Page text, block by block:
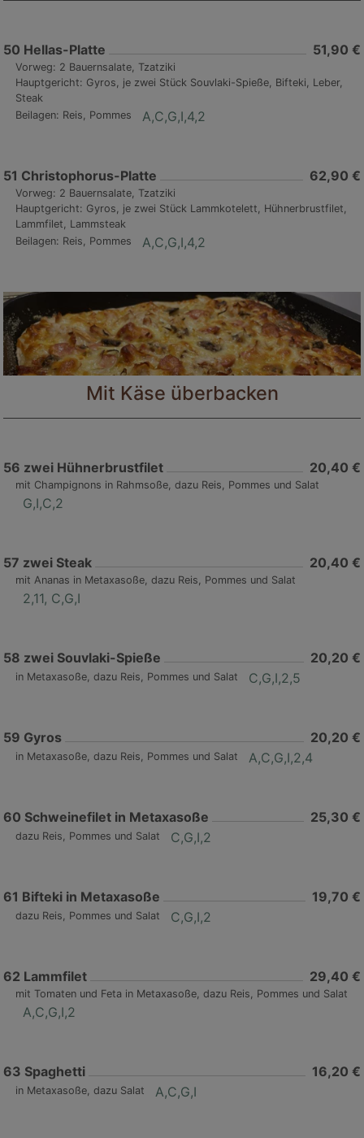
50 Hellas-Platte 51,90 €
Vorweg: 2 Bauernsalate, Tzatziki
Hauptgericht: Gyros, je zwei Stück Souvlaki-Spieße, Bifteki, Leber,
Steak
Beilagen: Reis, Pommes
A,C,G,I,4,2
51 Christophorus-Platte 62,90 €
Vorweg: 2 Bauernsalate, Tzatziki
Hauptgericht: Gyros, je zwei Stück Lammkotelett, Hühnerbrustfilet,
Lammfilet, Lammsteak
Beilagen: Reis, Pommes
A,C,G,I,4,2
Mit Käse überbacken
56 zwei Hühnerbrustfilet 20,40 €
mit Champignons in Rahmsoße, dazu Reis, Pommes und Salat
G,I,C,2
57 zwei Steak 20,40 €
mit Ananas in Metaxasoße, dazu Reis, Pommes und Salat
2,11, C,G,I
58 zwei Souvlaki-Spieße 20,20 €
in Metaxasoße, dazu Reis, Pommes und Salat C,G,I,2,5
59 Gyros 20,20 €
in Metaxasoße, dazu Reis, Pommes und Salat A,C,G,I,2,4
60 Schweinefilet in Metaxasoße 25,30 €
dazu Reis, Pommes und Salat C,G,I,2
61 Bifteki in Metaxasoße 19,70 €
dazu Reis, Pommes und Salat C,G,I,2
62 Lammfilet 29,40 €
mit Tomaten und Feta in Metaxasoße, dazu Reis, Pommes und Salat
A,C,G,I,2
63 Spaghetti 16,20 €
in Metaxasoße, dazu Salat A,C,G,I